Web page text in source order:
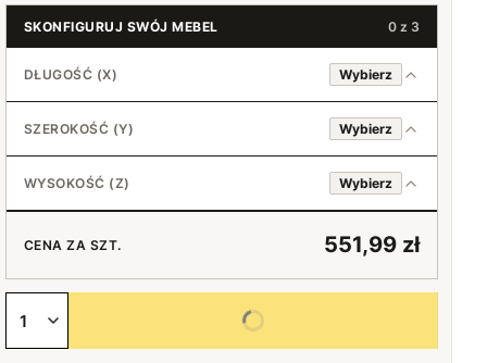
SKONFIGURUJ SWÓJ MEBEL 0 z 3
DŁUGOŚĆ (X) Wybierz
60 cm
65 cm +20 zł
70 cm +40 zł
SZEROKOŚĆ (Y) Wybierz
40 cm
+20 zł
50 cm
WYSOKOŚĆ (Z) Wybierz
60 cm
65 cm
CENA ZA SZT. 551,99 zł
Wybierz wszystkie opcje